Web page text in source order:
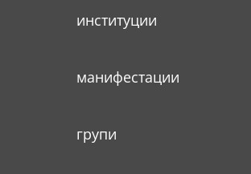
институции
манифестации
групи